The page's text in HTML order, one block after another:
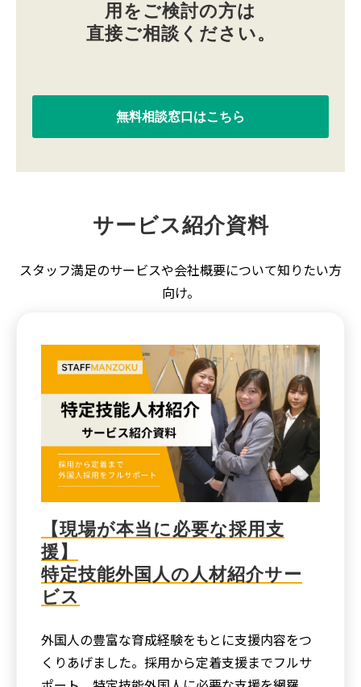
用をご検討の方は
直接ご相談ください。
無料相談窓口はこちら
サービス紹介資料
スタッフ満足のサービスや会社概要について知りたい方
向け。
【現場が本当に必要な採用支
援】
特定技能外国人の人材紹介サー
ビス
外国人の豊富な育成経験をもとに支援内容をつ
くりあげました。採用から定着支援までフルサ